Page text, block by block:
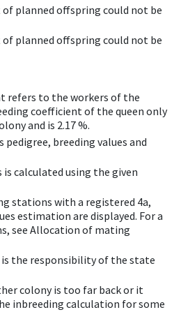
planned offspring could not be
planned offspring could not be
refers to the workers of the
coefficient of the queen only
and is 2.17 %.
pedigree, breeding values and
calculated using the given
stations with a registered 4a,
estimation are displayed. For a
see Allocation of mating
is the responsibility of the state
colony is too far back or it
inbreeding calculation for some